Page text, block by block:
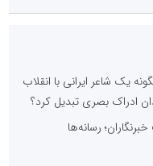
یک شاعر ایرانی با انقلاب
ادراک بصری تبدیل کرد؟
رسانه‌ها